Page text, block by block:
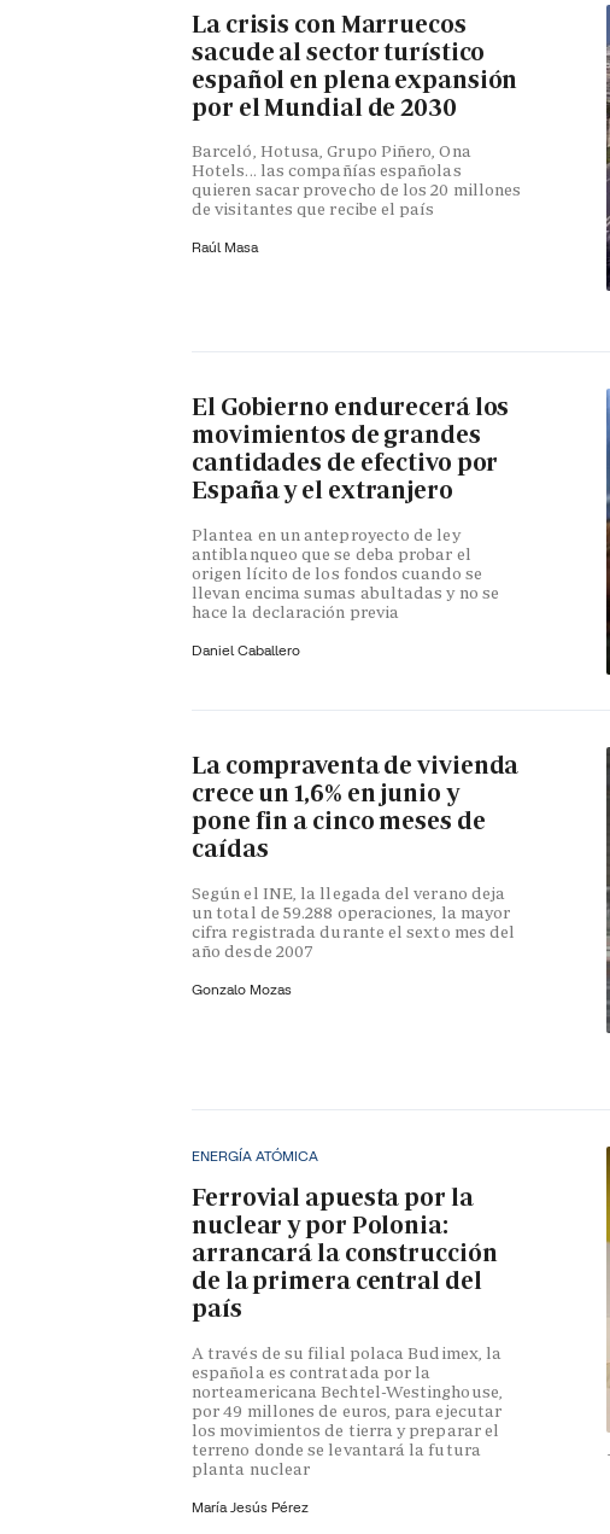
La crisis con Marruecos
sacude al sector turístico
español en plena expansión
por el Mundial de 2030
Barceló, Hotusa, Grupo Piñero, Ona
Hotels... las compañías españolas
quieren sacar provecho de los 20 millones
de visitantes que recibe el país
Raúl Masa
El Gobierno endurecerá los
movimientos de grandes
cantidades de efectivo por
España y el extranjero
Plantea en un anteproyecto de ley
antiblanqueo que se deba probar el
origen lícito de los fondos cuando se
llevan encima sumas abultadas y no se
hace la declaración previa
Daniel Caballero
La compraventa de vivienda
crece un 1,6% en junio y
pone fin a cinco meses de
caídas
Según el INE, la llegada del verano deja
un total de 59.288 operaciones, la mayor
cifra registrada durante el sexto mes del
año desde 2007
Gonzalo Mozas
ENERGÍA ATÓMICA
Ferrovial apuesta por la
nuclear y por Polonia:
arrancará la construcción
de la primera central del
país
A través de su filial polaca Budimex, la
española es contratada por la
norteamericana Bechtel-Westinghouse,
por 49 millones de euros, para ejecutar
los movimientos de tierra y preparar el
terreno donde se levantará la futura
planta nuclear
María Jesús Pérez